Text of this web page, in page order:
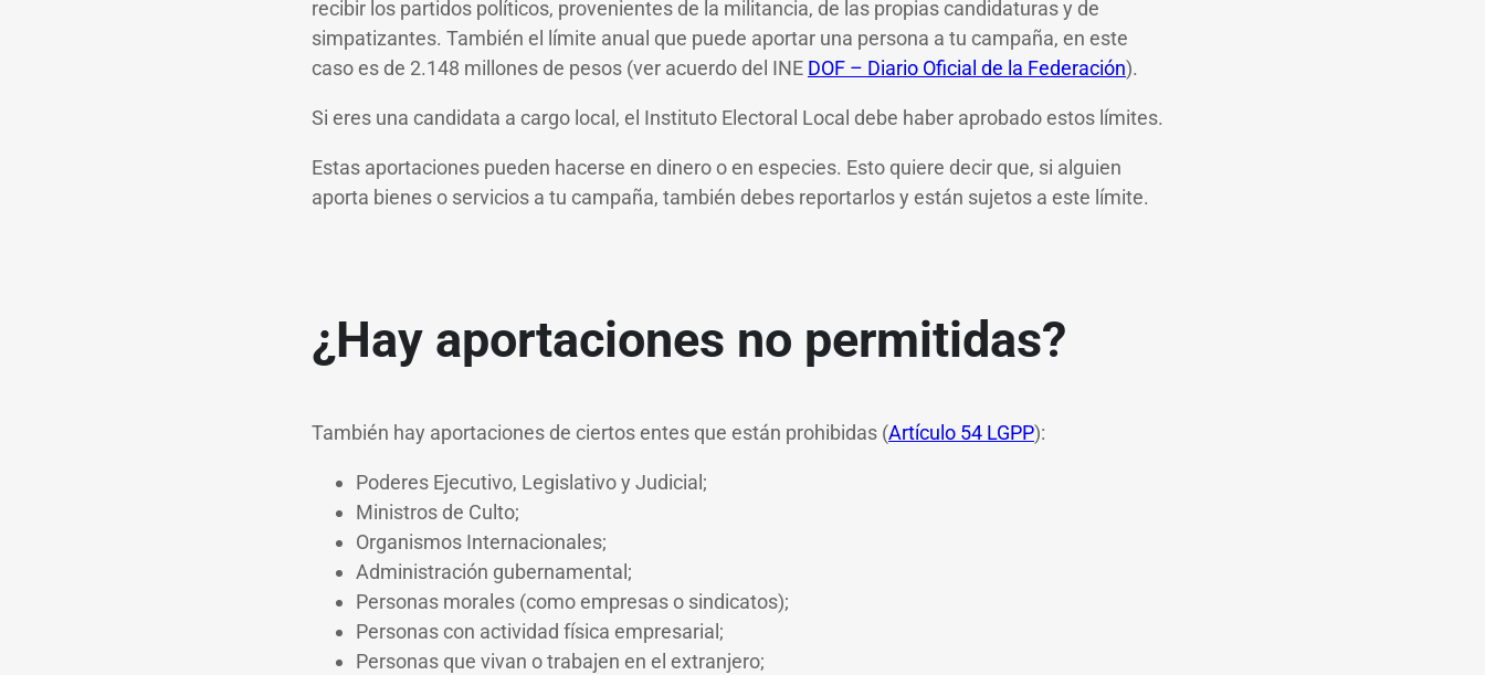
recibir los partidos políticos, provenientes de la militancia, de las propias candidaturas y de
simpatizantes. También el límite anual que puede aportar una persona a tu campaña, en este
caso es de 2.148 millones de pesos (ver acuerdo del INE DOF – Diario Oficial de la Federación).
Si eres una candidata a cargo local, el Instituto Electoral Local debe haber aprobado estos límites.
Estas aportaciones pueden hacerse en dinero o en especies. Esto quiere decir que, si alguien
aporta bienes o servicios a tu campaña, también debes reportarlos y están sujetos a este límite.
¿Hay aportaciones no permitidas?
También hay aportaciones de ciertos entes que están prohibidas (Artículo 54 LGPP):
Poderes Ejecutivo, Legislativo y Judicial;
Ministros de Culto;
Organismos Internacionales;
Administración gubernamental;
Personas morales (como empresas o sindicatos);
Personas con actividad física empresarial;
Personas que vivan o trabajen en el extranjero;